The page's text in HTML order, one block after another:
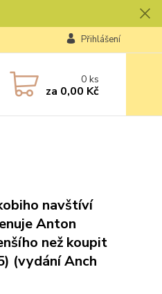
Přihlášení
0ks
za 0,00 Kč
navštíví
Anton
než koupit
(vydání Anch